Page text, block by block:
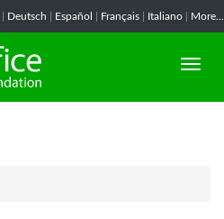
Deutsch Español Français Italiano More...